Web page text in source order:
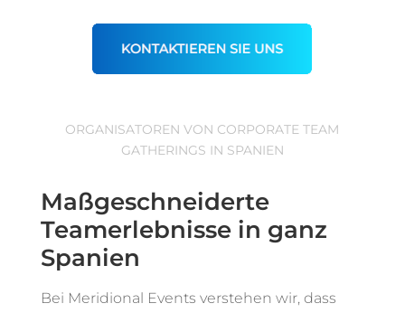
ORGANISATOREN VON CORPORATE TEAM
GATHERINGS IN SPANIEN
Maßgeschneiderte
Teamerlebnisse in ganz
Spanien
Bei Meridional Events verstehen wir, dass